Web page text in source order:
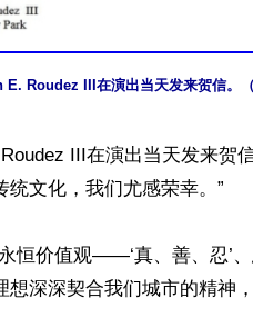
Roudez III在演出当天发来贺信。（
III在演出当天发来贺
文化，我们尤感荣幸。”
恒价值观——‘真、善、忍’
深深契合我们城市的精神